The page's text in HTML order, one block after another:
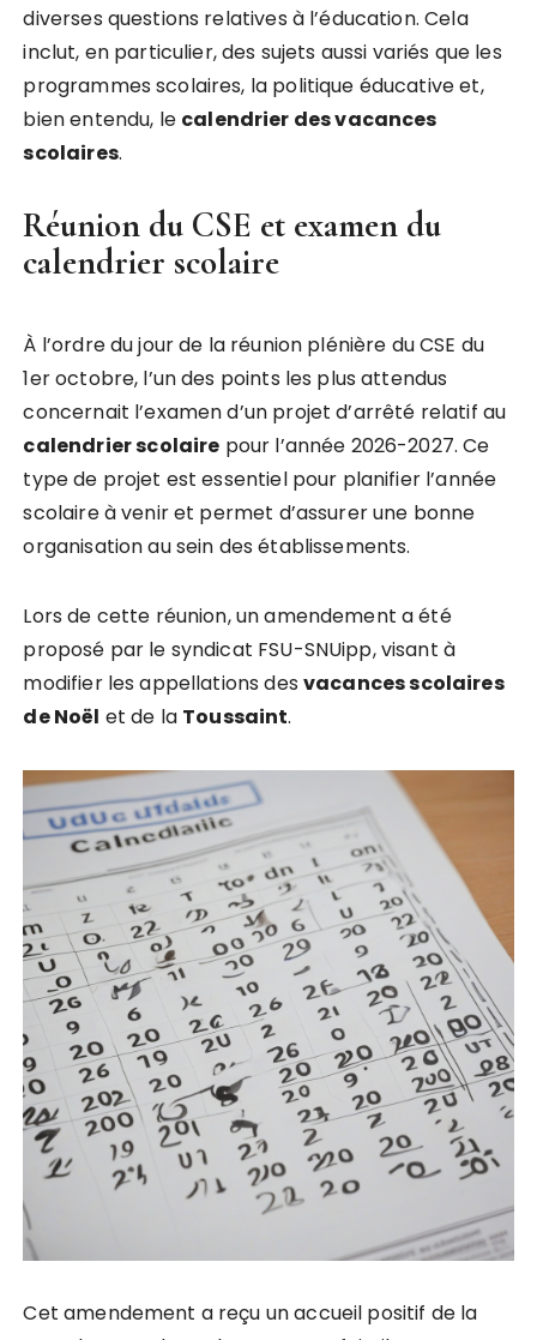
diverses questions relatives à l’éducation. Cela
inclut, en particulier, des sujets aussi variés que les
programmes scolaires, la politique éducative et,
bien entendu, le calendrier desvacances
scolaires.
Réunion du CSE et examen du
calendrier scolaire
À l’ordre du jour de la réunion plénière du CSE du
1er octobre, l’un des points les plus attendus
concernait l’examen d’un projet d’arrêté relatif au
calendrierscolaire pour l’année 2026-2027. Ce
type de projet est essentiel pour planifier l’année
scolaire à venir et permet d’assurer une bonne
organisation au sein des établissements.
Lors de cette réunion, un amendement a été
proposé par le syndicat FSU-SNUipp, visant à
modifier les appellations des vacancesscolaires
deNoël et de la Toussaint.
Cet amendement a reçu un accueil positif de la